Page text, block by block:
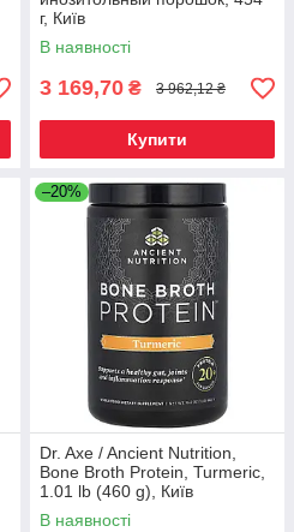
г, Київ
В наявності
3 169,70 ₴ 3 962,12 ₴
Купити
–20%
Dr. Axe / Ancient Nutrition,
Bone Broth Protein, Turmeric,
1.01 lb (460 g), Київ
В наявності